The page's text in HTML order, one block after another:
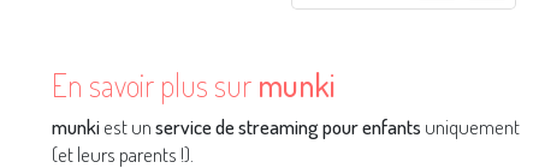
En savoir plus sur munki
munkiest unservice de streaming pour enfants uniquement
(et leurs parents !).